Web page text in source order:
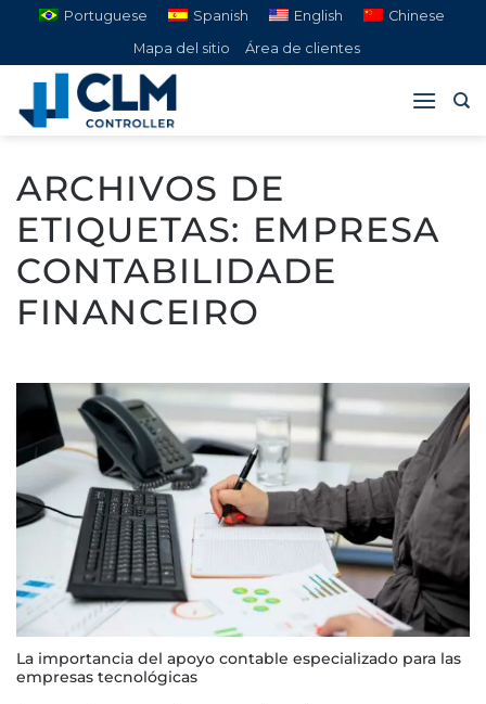
Saltar
contenido
Portuguese Spanish English
Chinese
Mapa del sitio
Área de clientes
ARCHIVOS DE
ETIQUETAS: EMPRESA
CONTABILIDADE
FINANCEIRO
La importancia del apoyo contable especializado para las
empresas tecnológicas